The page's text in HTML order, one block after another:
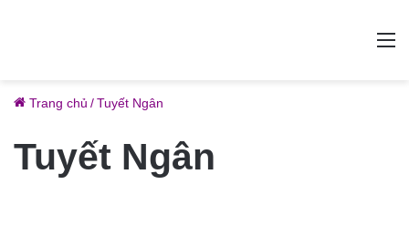
Trang chủ /Tuyết Ngân
Tuyết Ngân